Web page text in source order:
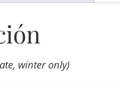
winter only)